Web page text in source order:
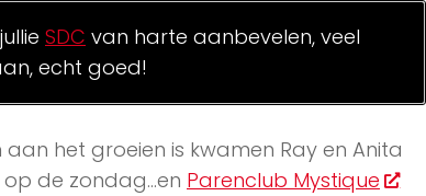
SDC van harte aanbevelen, veel
echt goed!
het groeien is kwamen Ray en Anita
de zondag…en Parenclub Mystique